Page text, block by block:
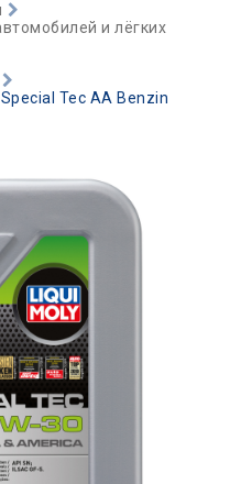
и лёгких
Tec AA Benzin